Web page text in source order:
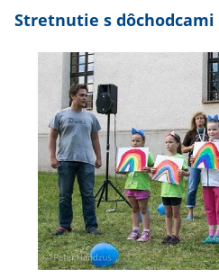
Stretnutie s dôchodcami